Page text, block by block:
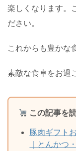
楽しくなります。
ださい。
これからも豊かな
素敵な食卓をお過
この記事を
豚肉ギフト
｜とんかつ